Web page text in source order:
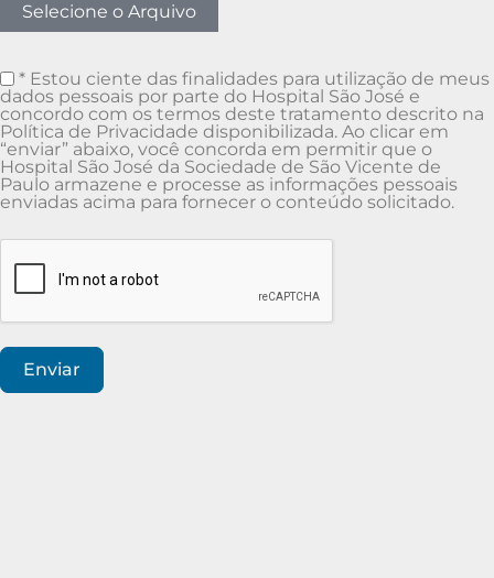
Selecione o Arquivo
* Estou ciente das finalidades para utilização de meus
dados pessoais por parte do Hospital São José e
concordo com os termos deste tratamento descrito na
Política de Privacidade disponibilizada. Ao clicar em
“enviar” abaixo, você concorda em permitir que o
Hospital São José da Sociedade de São Vicente de
Paulo armazene e processe as informações pessoais
enviadas acima para fornecer o conteúdo solicitado.
Enviar